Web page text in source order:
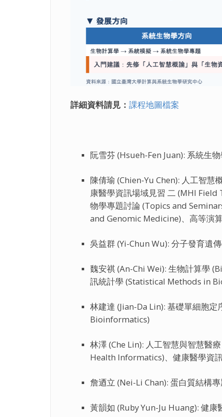
詳細資料請見： 課程地圖檔案
阮雪芬 (Hsueh-Fen Juan): 系統生
陳倩瑜 (Chien-Yu Chen): 人工智
康醫學資訊場域見習 二 (MHI
物學專題討論 (Topics and
and Genomic Medicine)、高等演
吳益群 (Yi-Chun Wu): 分子發育遺
魏安祺 (An-Chi Wei): 生物計算學
訊統計學 (Statistical Methods in
林建達 (Jian-Da Lin): 基礎單細胞
Bioinformatics)
林澤 (Che Lin): 人工智慧與智慧
Health Informatics)、健康醫學資
詹迺立 (Nei-Li Chan): 蛋白質結構
黃韻如 (Ruby Yun-Ju Huang): 健